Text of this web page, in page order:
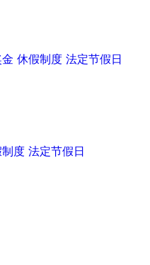
休假制度 法定节假日
度 法定节假日